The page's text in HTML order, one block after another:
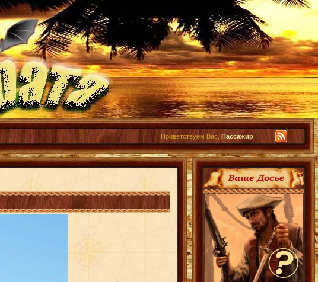
Приветствуем Вас, Пассажир